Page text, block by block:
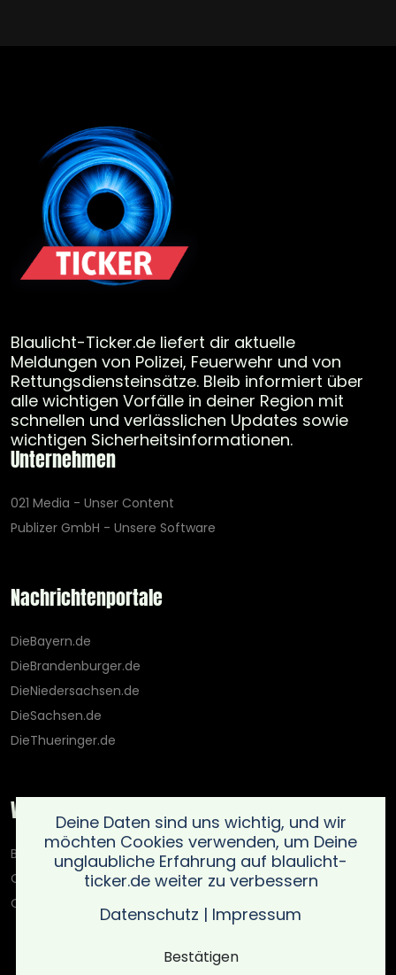
Blaulicht-Ticker.de liefert dir aktuelle
Meldungen von Polizei, Feuerwehr und von
Rettungsdiensteinsätze. Bleib informiert über
alle wichtigen Vorfälle in deiner Region mit
schnellen und verlässlichen Updates sowie
wichtigen Sicherheitsinformationen.
Unternehmen
021 Media - Unser Content
Publizer GmbH - Unsere Software
Nachrichtenportale
DieBayern.de
DieBrandenburger.de
DieNiedersachsen.de
DieSachsen.de
DieThueringer.de
Weitere Portale
Blaulicht-Ticker.de
Oberlausitz.holiday
OnlinedatingKompass.de
Deine Daten sind uns wichtig, und wir
möchten Cookies verwenden, um Deine
unglaubliche Erfahrung auf blaulicht-
ticker.de weiter zu verbessern
Datenschutz | Impressum
Bestätigen